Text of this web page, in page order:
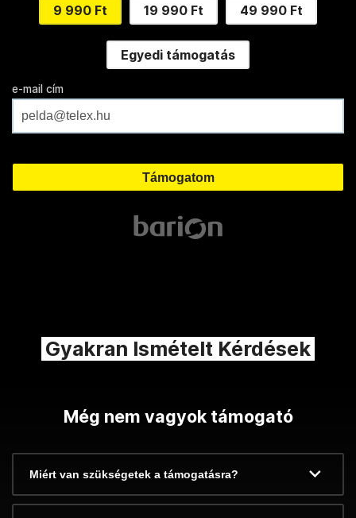
9 990 Ft 19 990 Ft 49 990 Ft
Egyedi támogatás
e-mail cím
Gyakran Ismételt Kérdések
Még nem vagyok támogató
Miért van szükségetek a támogatásra?